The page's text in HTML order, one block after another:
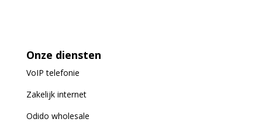
Onze diensten
VoIPtelefonie
Zakelijk internet
Odido wholesale